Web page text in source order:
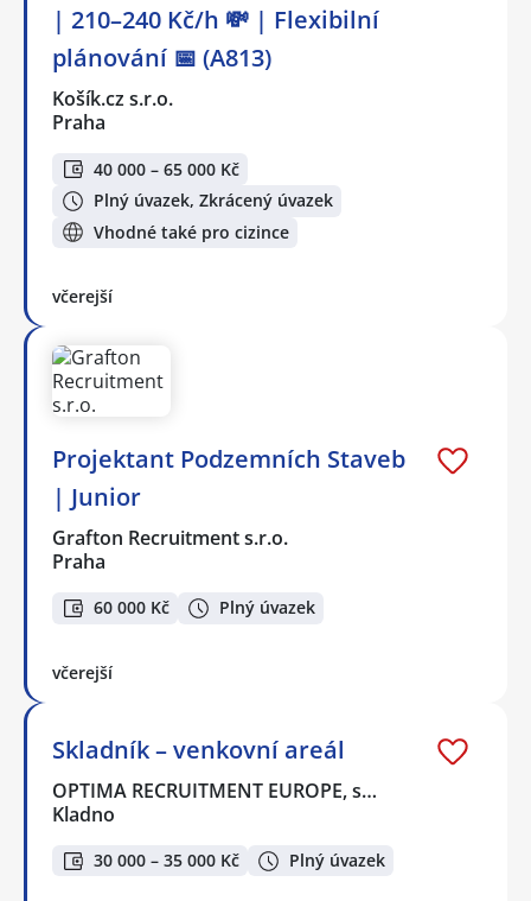
| 210–240 Kč/h 💸 | Flexibilní
plánování 📅 (A813)
Košík.cz s.r.o.
Praha
40 000 – 65 000 Kč
Plný úvazek, Zkrácený úvazek
Vhodné také pro cizince
včerejší
Projektant Podzemních Staveb
| Junior
Grafton Recruitment s.r.o.
Praha
60 000 Kč Plný úvazek
včerejší
Skladník – venkovní areál
OPTIMA RECRUITMENT EUROPE, s…
Kladno
30 000 – 35 000 Kč Plný úvazek